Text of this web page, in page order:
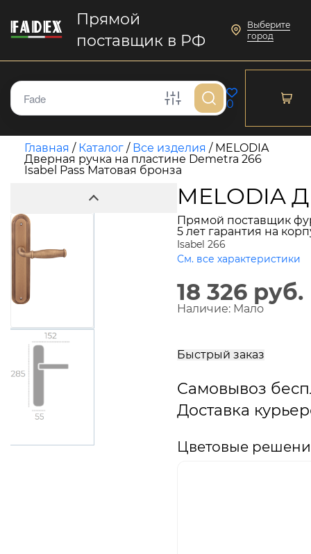
Прямой
поставщик в РФ
Выберите
город
0
Главная / Каталог / Все изделия / MELODIA
Дверная ручка на пластине Demetra 266
Isabel Pass Матовая бронза
MELODIA
Прямой поставщик
5 лет гарантия на
Isabel 266
См. все характеристики
18 326 руб.
Наличие: Мало
Быстрый заказ
Самовывоз
Доставка
Цветовые